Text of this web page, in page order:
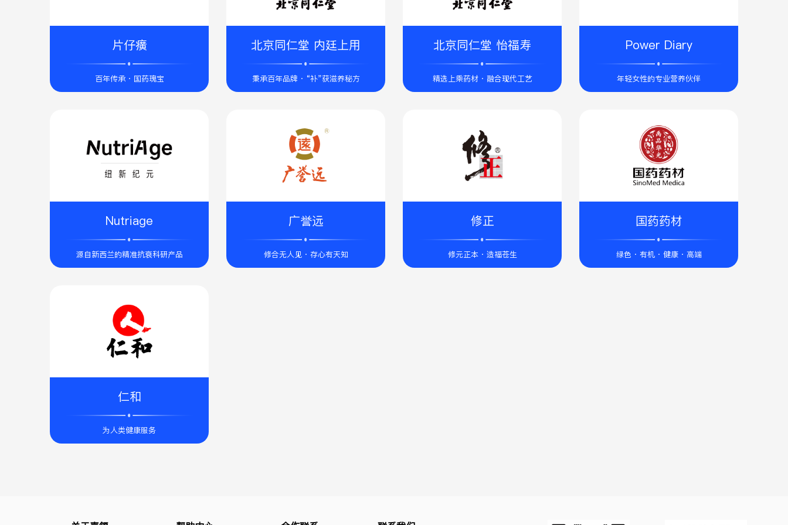
片仔癀
百年传承 · 国药瑰宝
北京同仁堂 内廷上用
秉承百年品牌 · “补”获滋养秘方
北京同仁堂 怡福寿
精选上乘药材 · 融合现代工艺
Power Diary
年轻女性的专业营养伙伴
Nutriage
源自新西兰的精准抗衰科研产品
广誉远
修合无人见 · 存心有天知
修正
修元正本 · 造福苍生
国药药材
绿色 · 有机 · 健康 · 高端
仁和
为人类健康服务